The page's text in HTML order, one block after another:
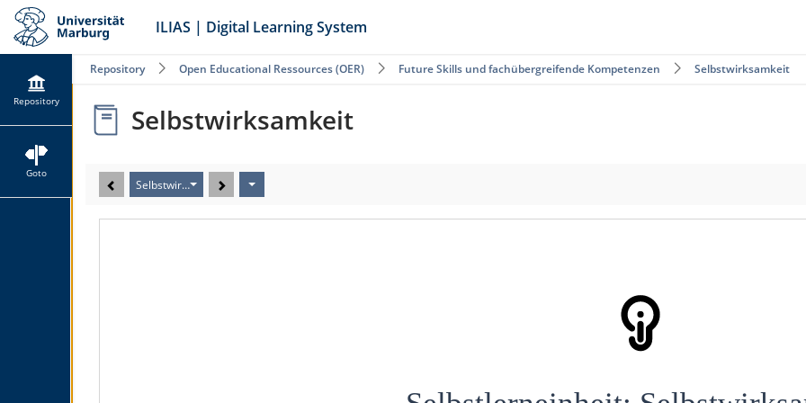
ILIAS | Digital Learning System
Repository
Goto
Repository Open Educational Ressources (OER) Future Skills und fachübergreifende Kompetenzen Selbstwirksamkeit
Selbstwirksamkeit
Selbstwirksamkeit